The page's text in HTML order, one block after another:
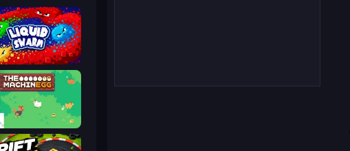
Liquid Swarm
The MachinEGG